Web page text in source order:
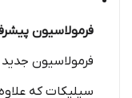
فرمولاسیون
فرمولاسیون
سیلیکات که